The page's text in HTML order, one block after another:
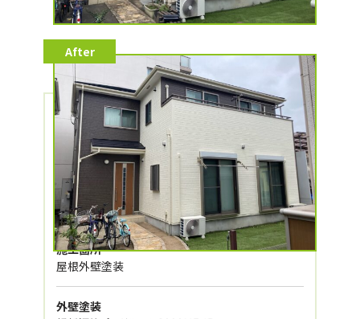
施工データ
施工カテゴリー
外壁塗装、屋根塗装
施工箇所
屋根外壁塗装
外壁塗装